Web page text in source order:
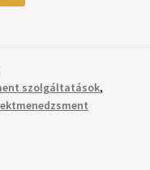
szolgáltatások,